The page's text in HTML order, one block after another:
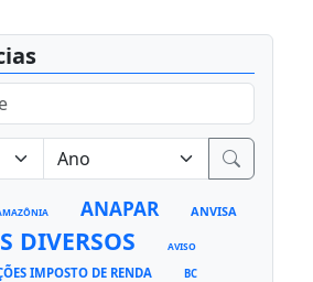
ANAPAR ANVISA
DIVERSOS AVISO
IMPOSTO DE RENDA BC